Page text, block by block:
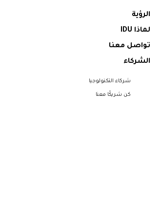
الرؤية
لماذا IDU
تواصل معنا
الشركاء
شركاء التكنولوجيا
كن شريكًا معنا